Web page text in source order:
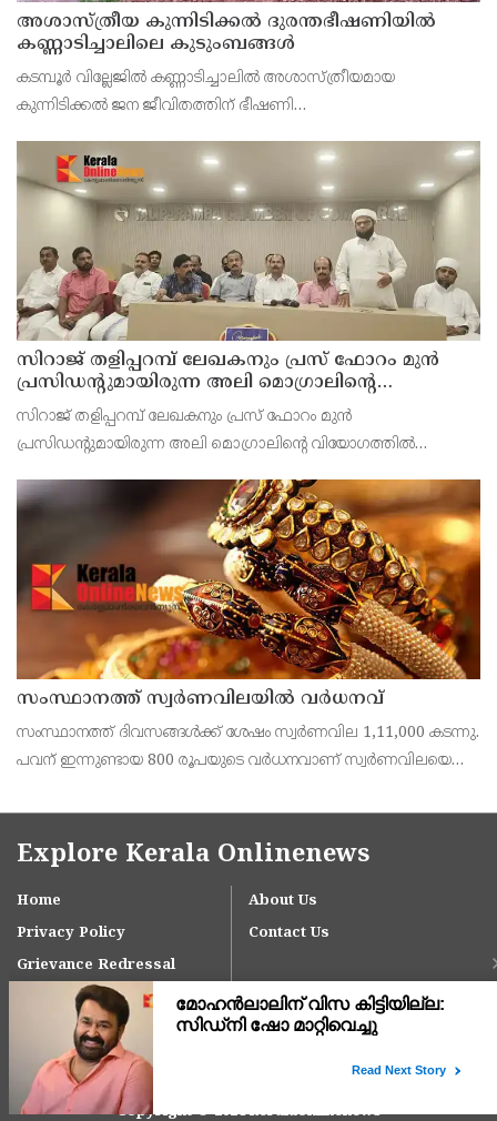
അശാസ്ത്രീയ കുന്നിടിക്കൽ ദുരന്തഭീഷണിയിൽ
കണ്ണാടിച്ചാലിലെ കുടുംബങ്ങൾ
കടമ്പൂർ വില്ലേജിൽ കണ്ണാടിച്ചാലിൽ അശാസ്ത്രീയമായ
കുന്നിടിക്കൽ ജന ജീവിതത്തിന് ഭീഷണി
കുന്നിടിച്ചതിനെ തുടർന്ന് കഴിഞ്ഞ 2-3 വർഷമായി
പ്രദേശവാസികളുടെ ജീവനും സ്വത്തിനും
സിറാജ് തളിപ്പറമ്പ് ലേഖകനും പ്രസ് ഫോറം മുൻ
പ്രസിഡൻ്റുമായിരുന്ന അലി മൊഗ്രാലിൻ്റെ
വിയോഗത്തിൽ സർവ്വകക്ഷി അനുസ്മരണം നടത്തി
സിറാജ് തളിപ്പറമ്പ് ലേഖകനും പ്രസ് ഫോറം മുൻ
പ്രസിഡൻ്റുമായിരുന്ന അലി മൊഗ്രാലിൻ്റെ വിയോഗത്തിൽ
നടന്ന അനുസ്മരണം സിപിഐ എം തളിപ്പറമ്പ് ഏരിയാ സെക്രട്ടറി
സംസ്ഥാനത്ത് സ്വർണവിലയിൽ വർധനവ്
‌‌സംസ്ഥാനത്ത് ദിവസങ്ങൾക്ക് ശേഷം സ്വർണവില 1,11,000 കടന്നു.
പവന് ഇന്നുണ്ടായ 800 രൂപയുടെ വർധനവാണ് സ്വർണവിലയെ
Explore Kerala Onlinenews
Home
About Us
Privacy Policy
Contact Us
Grievance Redressal
Copyright © 2024 keralaonlinenews